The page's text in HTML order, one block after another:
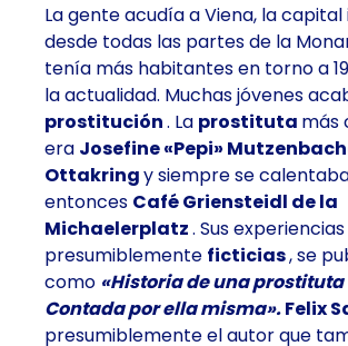
La gente acudía a Viena, la
desde todas las partes de la
tenía más habitantes en torno a
la actualidad. Muchas jóvenes
prostitución. La prostituta más
era Josefine «Pepi»
Ottakringy siempre se
entonces Café Griensteidl de la
Michaelerplatz. Sus experiencias
presumiblemente ficticias, se
como «Historia de una
Contada por ella misma».Felix
presumiblemente el autor que